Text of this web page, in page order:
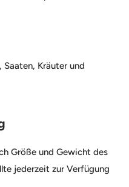
Kräuter und
Größe und Gewicht des
jederzeit zur Verfügung